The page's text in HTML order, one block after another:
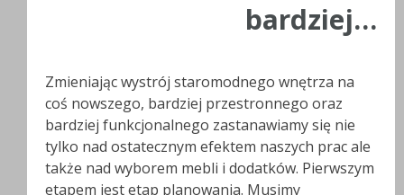
bardziej…
Zmieniając wystrój staromodnego wnętrza na
coś nowszego, bardziej przestronnego oraz
bardziej funkcjonalnego zastanawiamy się nie
tylko nad ostatecznym efektem naszych prac ale
także nad wyborem mebli i dodatków. Pierwszym
etapem jest etap planowania. Musimy